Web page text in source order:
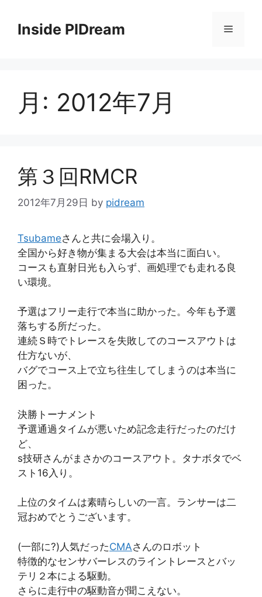
Inside PIDream メ
月: 2012年7月
第３回RMCR
2012年7月29日 by pidream
Tsubameさんと共に会場入り。
全国から好き物が集まる大会は本当に面白い。
コースも直射日光も入らず、画処理でも走れる良
い環境。
予選はフリー走行で本当に助かった。今年も予選
落ちする所だった。
連続Ｓ時でトレースを失敗してのコースアウトは
仕方ないが、
バグでコース上で立ち往生してしまうのは本当に
困った。
決勝トーナメント
予選通過タイムが悪いため記念走行だったのだけ
ど、
s技研さんがまさかのコースアウト。タナボタでベ
スト16入り。
上位のタイムは素晴らしいの一言。ランサーは二
冠おめでとうございます。
(一部に?)人気だったCMAさんのロボット
特徴的なセンサバーレスのライントレースとバッ
テリ２本による駆動。
さらに走行中の駆動音が聞こえない。